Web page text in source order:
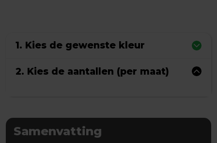
1. Kies de gewenste kleur
2. Kies de aantallen (per maat)
Samenvatting